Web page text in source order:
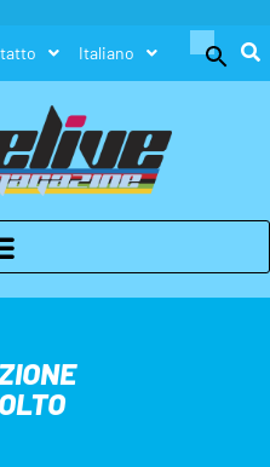
Italiano
Search
Search Button